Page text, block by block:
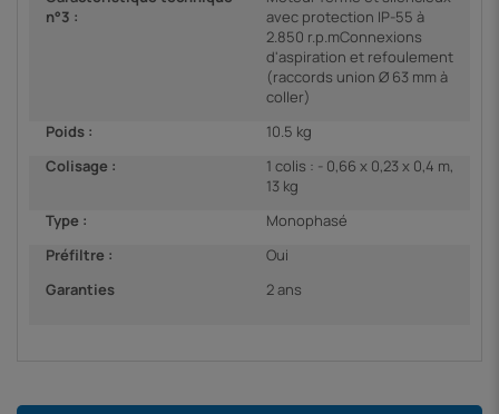
n°3 :
avec protection IP-55 à
2.850 r.p.mConnexions
d'aspiration et refoulement
(raccords union Ø 63 mm à
coller)
Poids :
10.5 kg
Colisage :
1 colis : - 0,66 x 0,23 x 0,4 m,
13 kg
Type :
Monophasé
Préfiltre :
Oui
Garanties
2 ans